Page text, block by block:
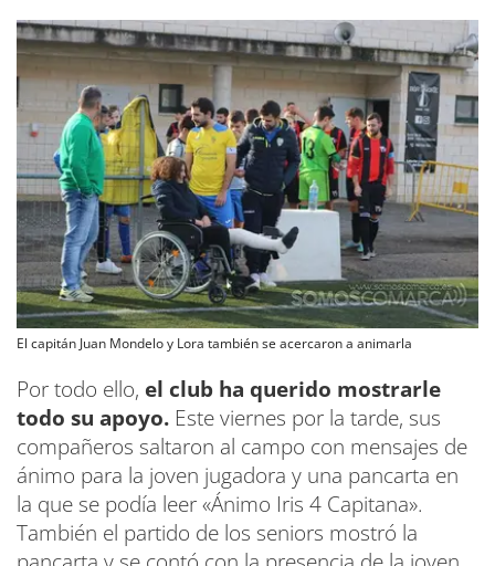
El capitán Juan Mondelo y Lora también se acercaron a animarla
Por todo ello, el club ha querido mostrarle
todo su apoyo. Este viernes por la tarde, sus
compañeros saltaron al campo con mensajes de
ánimo para la joven jugadora y una pancarta en
la que se podía leer «Ánimo Iris 4 Capitana».
También el partido de los seniors mostró la